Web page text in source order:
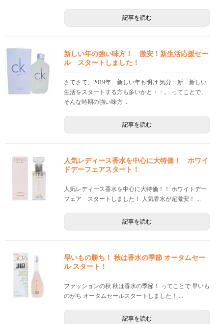
記事を読む
新しい年の強い味方！ 激安！新生活応援セー
ル スタートしました！
さてさて、2019年 新しい年も明け 気分一新 新しい
生活をスタートする方も多いかと・・。 ってことで、
そんな時期の強い味方 ...
記事を読む
人気レディース香水を中心に大特価！ ホワイ
ドデーフェアスタート！
人気レディース香水を中心に大特価！！ ホワイトデー
フェア スタートしました！ 人気香水が超激安！ ...
記事を読む
早いもの勝ち！ 秋は香水の季節 オータムセー
ル スタート！
ファッションの秋 秋は香水の季節！ ってことで 早いも
のがち オータムセールスタートしました！ ...
記事を読む